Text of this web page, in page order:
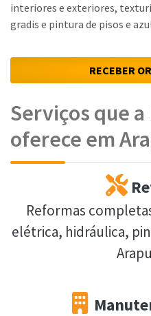
interiores e exteriores,
gradis e pintura de pisos e
RECEBER
Serviços que
oferece em
Reformas
elétrica, hidráulica,